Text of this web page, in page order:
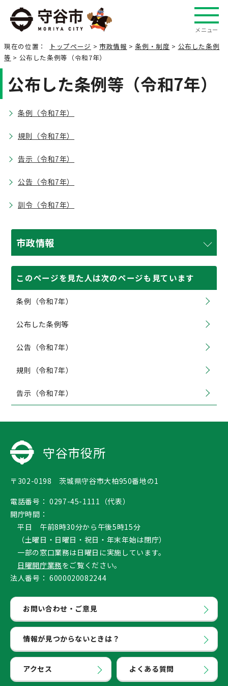
メニュー
現在の位置： トップページ > 市政情報 > 条例・制度 > 公布した条例
等 > 公布した条例等（令和7年）
公布した条例等（令和7年）
条例（令和7年）
規則（令和7年）
告示（令和7年）
公告（令和7年）
訓令（令和7年）
市政情報
このページを見た人は次のページも見ています
条例（令和7年）
公布した条例等
公告（令和7年）
規則（令和7年）
告示（令和7年）
守谷市役所
〒302-0198 茨城県守谷市大柏950番地の1
電話番号： 0297-45-1111（代表）
開庁時間：
平日 午前8時30分から午後5時15分
（土曜日・日曜日・祝日・年末年始は閉庁）
一部の窓口業務は日曜日に実施しています。
日曜開庁業務をご覧ください。
法人番号： 6000020082244
お問い合わせ・ご意見
情報が見つからないときは？
アクセス よくある質問